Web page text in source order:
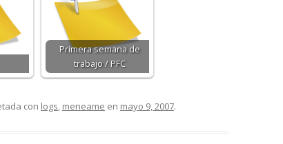
Primera semana de
trabajo / PFC
con logs, meneame en mayo 9, 2007.